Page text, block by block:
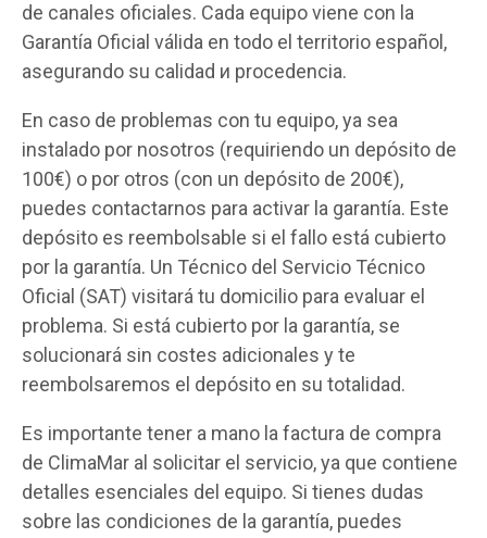
de canales oficiales. Cada equipo viene con la
Garantía Oficial válida en todo el territorio español,
asegurando su calidad и procedencia.
En caso de problemas con tu equipo, ya sea
instalado por nosotros (requiriendo un depósito de
100€) o por otros (con un depósito de 200€),
puedes contactarnos para activar la garantía. Este
depósito es reembolsable si el fallo está cubierto
por la garantía. Un Técnico del Servicio Técnico
Oficial (SAT) visitará tu domicilio para evaluar el
problema. Si está cubierto por la garantía, se
solucionará sin costes adicionales y te
reembolsaremos el depósito en su totalidad.
Es importante tener a mano la factura de compra
de ClimaMar al solicitar el servicio, ya que contiene
detalles esenciales del equipo. Si tienes dudas
sobre las condiciones de la garantía, puedes